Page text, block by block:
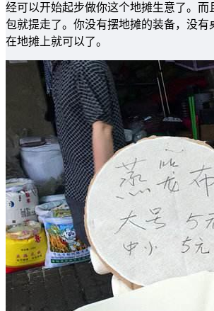
经可以开始起步做你这个地摊生意了。
包就提走了。你没有摆地摊的装备，没
在地摊上就可以了。